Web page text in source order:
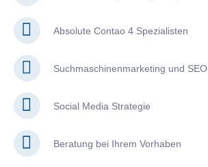
Absolute Contao 4 Spezialisten
Suchmaschinenmarketing und SEO
Social Media Strategie
Beratung bei Ihrem Vorhaben